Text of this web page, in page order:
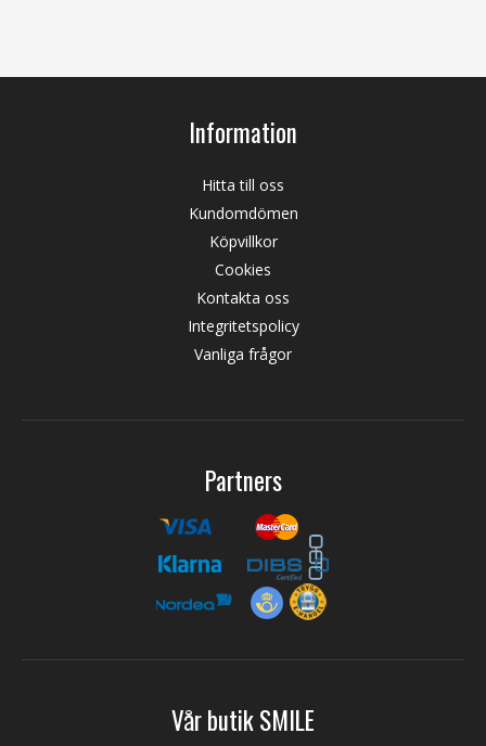
Information
Hitta till oss
Kundomdömen
Köpvillkor
Cookies
Kontakta oss
Integritetspolicy
Vanliga frågor
Partners
Vår butik SMILE